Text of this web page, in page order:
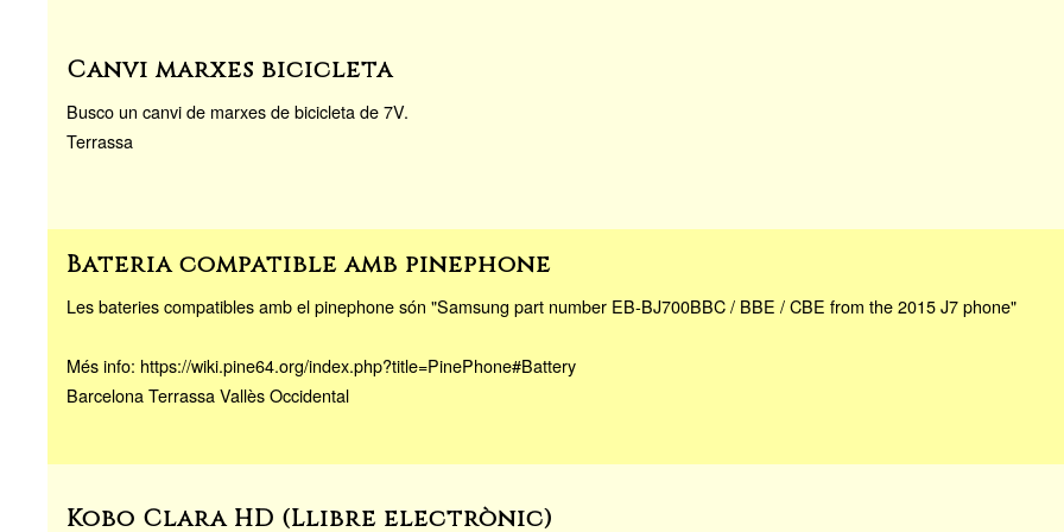
Canvi marxes bicicleta
Busco un canvi de marxes de bicicleta de 7V.
Terrassa
Bateria compatible amb pinephone
Les bateries compatibles amb el pinephone són "Samsung part number EB-BJ700BBC / BBE / CBE from the 2015 J7 phone"
Més info: https://wiki.pine64.org/index.php?title=PinePhone#Battery
Barcelona Terrassa Vallès Occidental
Kobo Clara HD (Llibre electrònic)